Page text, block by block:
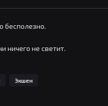
бесполезно.
ничего не светит.
Экшен